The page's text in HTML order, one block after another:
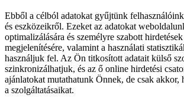
Ebből a célból adatokat gyűjtünk
és eszközeikről. Ezeket az adatokat
optimalizálására és személyre szabott
megjelenítésére, valamint a használati
használjuk fel. Az Ön titkosított adatait külső
szinkronizálhatjuk, és az ő online hirdetési
ajánlatokat mutathatunk Önnek, de csak akkor,
a szolgáltatásaikat.